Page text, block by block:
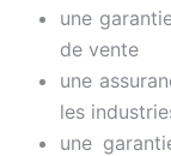
une
de vente
une
les
une